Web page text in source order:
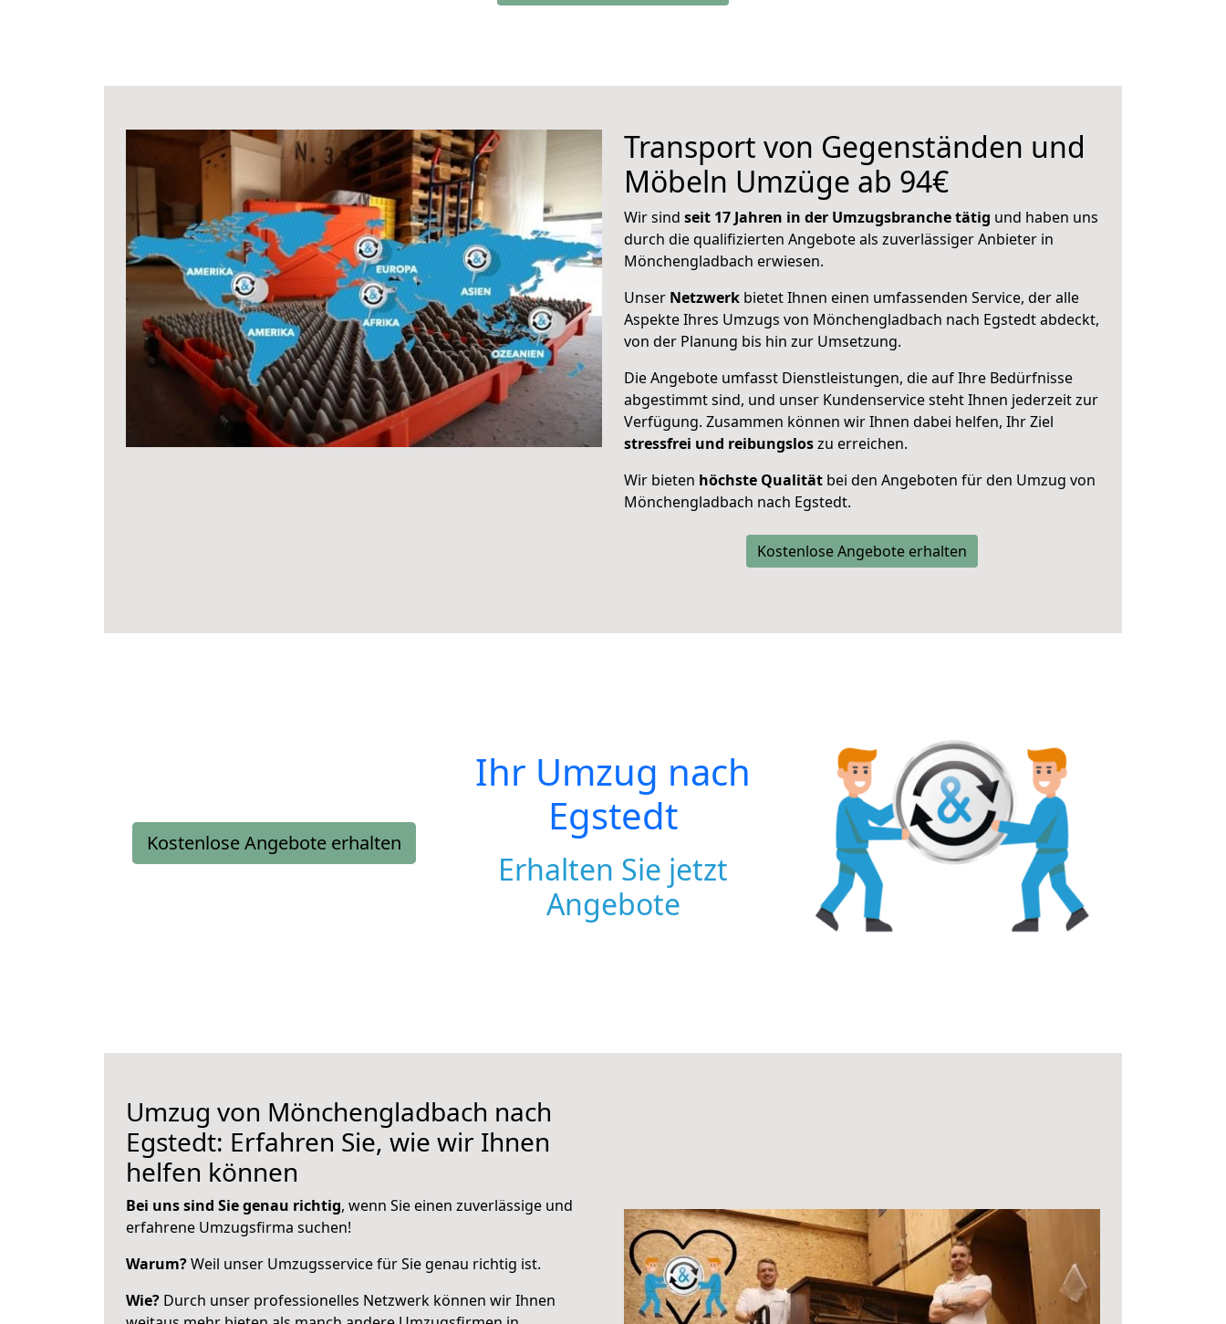
Transport von Gegenständen und
Möbeln Umzüge ab 94€
Wir sind seit 17 Jahren in der Umzugsbranche tätig und haben uns
durch die qualifizierten Angebote als zuverlässiger Anbieter in
Mönchengladbach erwiesen.
Unser Netzwerk bietet Ihnen einen umfassenden Service, der alle
Aspekte Ihres Umzugs von Mönchengladbach nach Egstedt abdeckt,
von der Planung bis hin zur Umsetzung.
Die Angebote umfasst Dienstleistungen, die auf Ihre Bedürfnisse
abgestimmt sind, und unser Kundenservice steht Ihnen jederzeit zur
Verfügung. Zusammen können wir Ihnen dabei helfen, Ihr Ziel
stressfrei und reibungsloszu erreichen.
Wir bieten höchste Qualität bei den Angeboten für den Umzug von
Mönchengladbach nach Egstedt.
Kostenlose Angebote erhalten
Kostenlose Angebote erhalten
Ihr Umzug nach
Egstedt
Erhalten Sie jetzt
Angebote
Umzug von Mönchengladbach nach
Egstedt: Erfahren Sie, wie wir Ihnen
helfen können
Bei uns sind Sie genau richtig, wenn Sie einen zuverlässige und
erfahrene Umzugsfirma suchen!
Warum?Weil unser Umzugsservice für Sie genau richtig ist.
Wie? Durch unser professionelles Netzwerk können wir Ihnen